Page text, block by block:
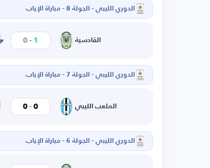
الدوري الليبي - الجولة 8 - مباراة الإياب
القادسية 1
-
0
الدوري الليبي - الجولة 7 - مباراة الإياب
الملعب الليبي 0
-
0
الدوري الليبي - الجولة 6 - مباراة الإياب